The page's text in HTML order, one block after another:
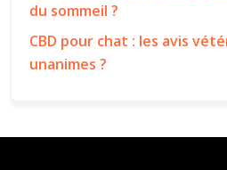
du sommeil ?
CBD pour chat : les avis
unanimes ?